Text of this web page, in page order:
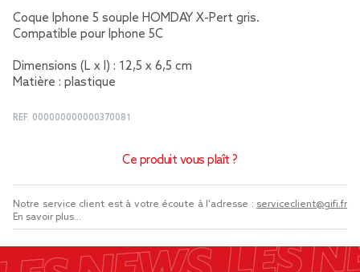
Coque Iphone 5 souple HOMDAY X-Pert gris.
Compatible pour Iphone 5C
Dimensions (L x l) : 12,5 x 6,5 cm
Matière : plastique
REF. 000000000000370081
Ce produit vous plaît ?
Notre service client est à votre écoute à l'adresse : serviceclient@gifi.fr
En savoir plus...